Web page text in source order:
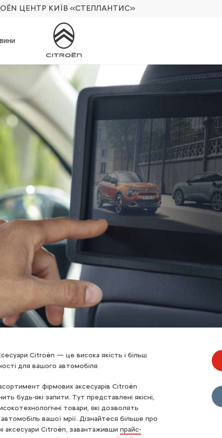
ЦЕНТР КИЇВ «СТЕЛЛАНТИС»
Citroën — це висока якість і більш
для вашого автомобіля.
фірмових аксесуарів Citroën
будь-які запити. Тут представлені якісні,
товари, які дозволять
вашої мрії. Дізнайтеся більше про
аксесуари Citroën, завантаживши прайс-